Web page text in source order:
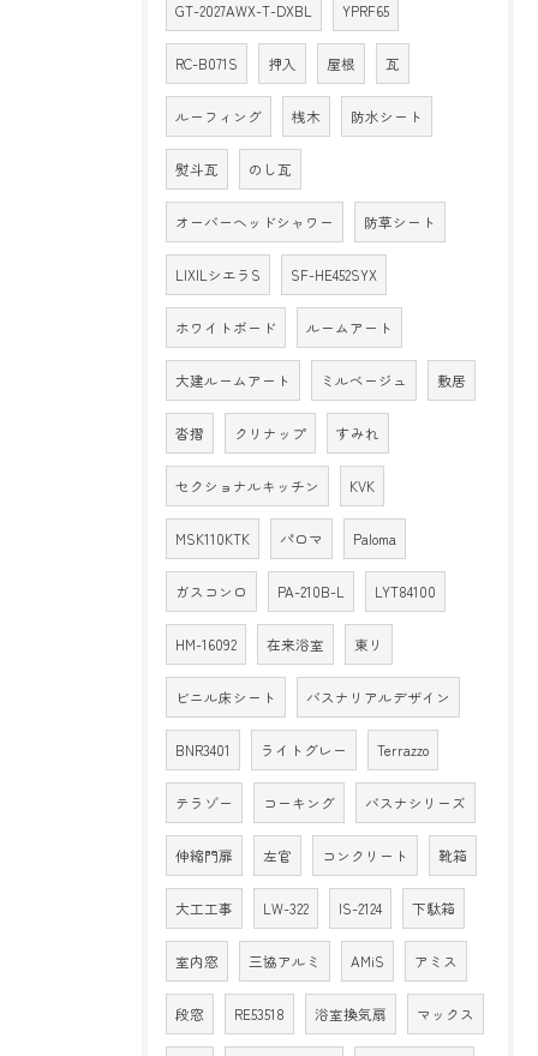
GT-2027AWX-T-DXBL YPRF65
RC-B071S 押入 屋根 瓦
ルーフィング 桟木 防水シート
熨斗瓦 のし瓦
オーバーヘッドシャワー 防草シート
LIXILシエラS SF-HE452SYX
ホワイトボード ルームアート
大建ルームアート ミルベージュ 敷居
沓摺 クリナップ すみれ
セクショナルキッチン KVK
MSK110KTK パロマ Paloma
ガスコンロ PA-210B-L LYT84100
HM-16092 在来浴室 東リ
ビニル床シート バスナリアルデザイン
BNR3401 ライトグレー Terrazzo
テラゾー コーキング バスナシリーズ
伸縮門扉 左官 コンクリート 靴箱
大工工事 LW-322 IS-2124 下駄箱
室内窓 三協アルミ AMiS アミス
段窓 RE53518 浴室換気扇 マックス